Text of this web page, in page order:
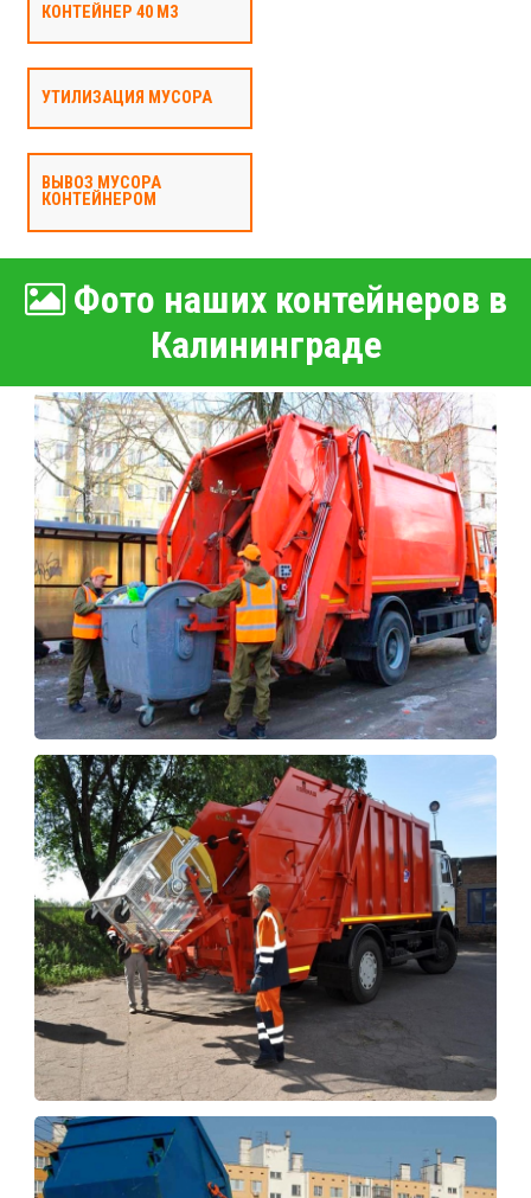
КОНТЕЙНЕР 40 М3
УТИЛИЗАЦИЯ МУСОРА
ВЫВОЗ МУСОРА
КОНТЕЙНЕРОМ
Фото наших контейнеров в
Калининграде